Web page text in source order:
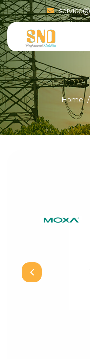
Home